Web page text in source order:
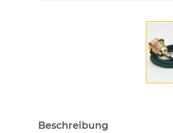
Beschreibung